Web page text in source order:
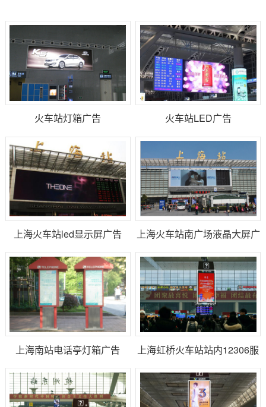
火车站灯箱广告 火车站LED广告
上海火车站led显示屏广告
上海火车站南广场液晶大屏广
上海南站电话亭灯箱广告
上海虹桥火车站站内12306服